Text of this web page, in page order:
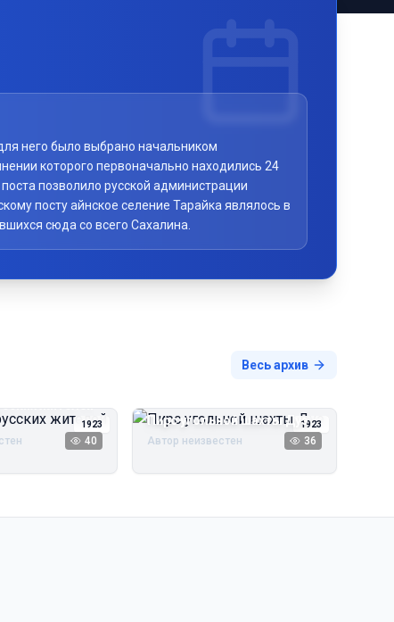
него было выбрано начальником
которого первоначально находились 24
позволило русской администрации
посту айнское селение Тарайка являлось в
сюда со всего Сахалина.
Весь архив
1923
жителей
40
1923
Пирс угольной шахты Дуэ
Автор неизвестен 36